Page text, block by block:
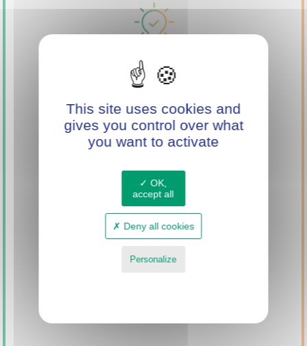
SOUTENEZ
L'INNOVATION
AVEC MINI GREEN
POWER
This site uses cookies and
gives you control over what
you want to activate
OK,
accept all
Deny all cookies
Personalize